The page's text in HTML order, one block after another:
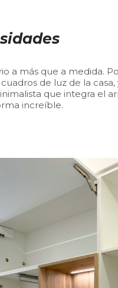
a más que a medida.
de luz de la
que integra el
increíble.